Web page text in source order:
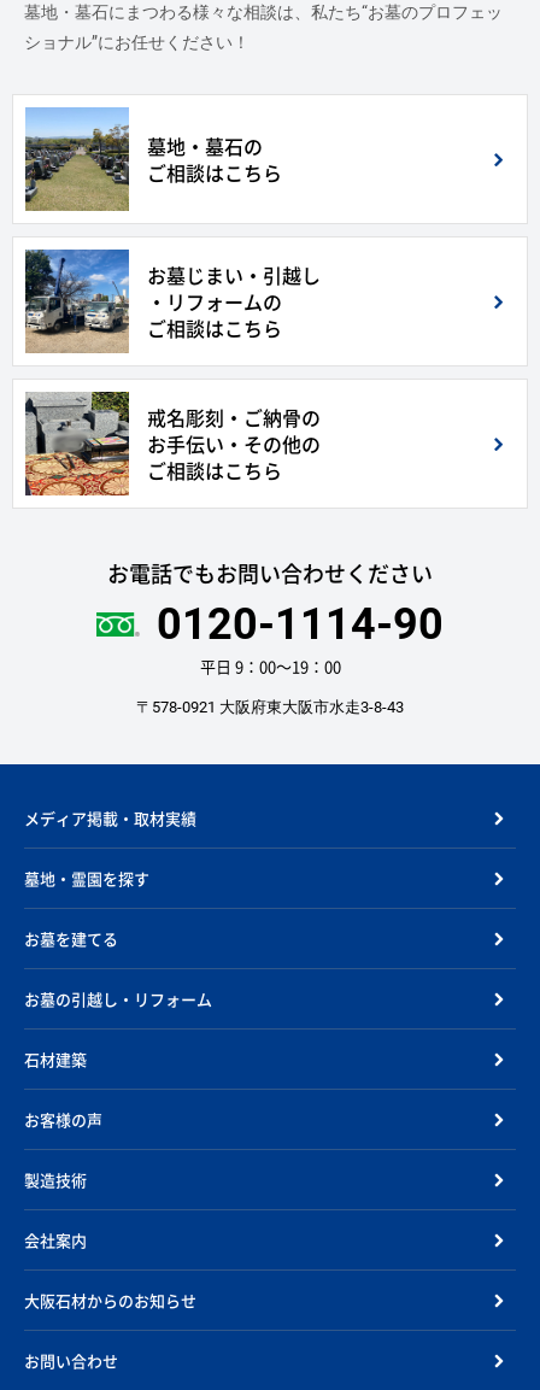
墓地・墓石にまつわる様々な相談は、私たち“お墓のプロフェッ
ショナル”にお任せください！
墓地・墓石の
ご相談はこちら
お墓じまい・引越し
・リフォームの
ご相談はこちら
戒名彫刻・ご納骨の
お手伝い・その他の
ご相談はこちら
お電話でもお問い合わせください
0120-1114-90
平日 9：00〜19：00
〒578-0921 大阪府東大阪市水走3-8-43
メディア掲載・取材実績
墓地・霊園を探す
お墓を建てる
お墓の引越し・リフォーム
石材建築
お客様の声
製造技術
会社案内
大阪石材からのお知らせ
お問い合わせ